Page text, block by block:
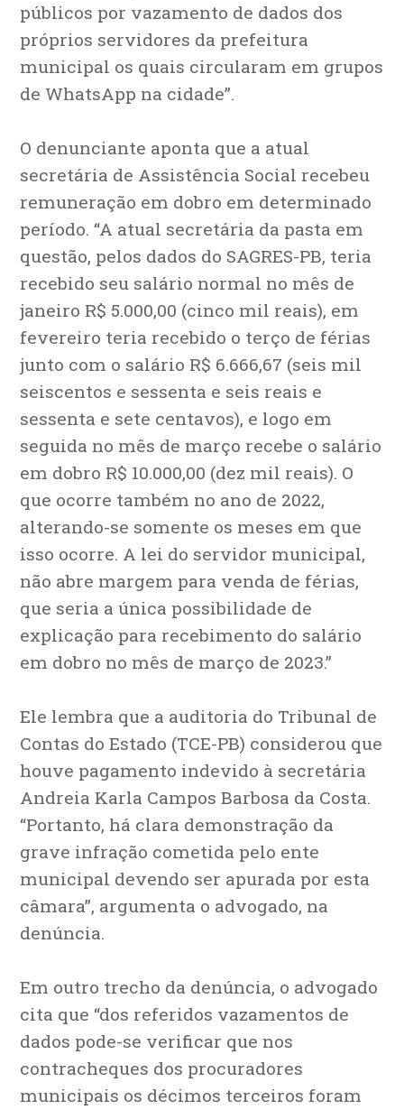
públicos por vazamento de dados dos
próprios servidores da prefeitura
municipal os quais circularam em grupos
de WhatsApp na cidade”.
O denunciante aponta que a atual
secretária de Assistência Social recebeu
remuneração em dobro em determinado
período. “A atual secretária da pasta em
questão, pelos dados do SAGRES-PB, teria
recebido seu salário normal no mês de
janeiro R$ 5.000,00 (cinco mil reais), em
fevereiro teria recebido o terço de férias
junto com o salário R$ 6.666,67 (seis mil
seiscentos e sessenta e seis reais e
sessenta e sete centavos), e logo em
seguida no mês de março recebe o salário
em dobro R$ 10.000,00 (dez mil reais). O
que ocorre também no ano de 2022,
alterando-se somente os meses em que
isso ocorre. A lei do servidor municipal,
não abre margem para venda de férias,
que seria a única possibilidade de
explicação para recebimento do salário
em dobro no mês de março de 2023.”
Ele lembra que a auditoria do Tribunal de
Contas do Estado (TCE-PB) considerou que
houve pagamento indevido à secretária
Andreia Karla Campos Barbosa da Costa.
“Portanto, há clara demonstração da
grave infração cometida pelo ente
municipal devendo ser apurada por esta
câmara”, argumenta o advogado, na
denúncia.
Em outro trecho da denúncia, o advogado
cita que “dos referidos vazamentos de
dados pode-se verificar que nos
contracheques dos procuradores
municipais os décimos terceiros foram